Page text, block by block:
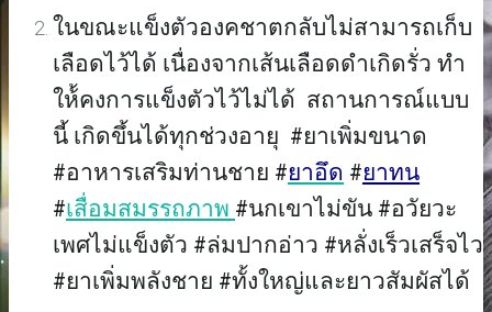
ในขณะแข็งตัวองคชาตกลับไม่สามารถเก็บ
เลือดไว้ได้ เนื่องจากเส้นเลือดดำเกิดรั่ว ทำ
ให้้คงการแข็งตัวไว้ไม่ได้ สถานการณ์แบบ
นี้ เกิดขึ้นได้ทุกช่วงอายุ #ยาเพิ่มขนาด
#อาหารเสริมท่านชาย #ยาอึด #ยาทน
#เสื่อมสมรรถภาพ #นกเขาไม่ขัน #อวัยวะ
เพศไม่แข็งตัว #ล่มปากอ่าว #หลั่งเร็วเสร็จไว
#ยาเพิ่มพลังชาย #ทั้งใหญ่และยาวสัมผัสได้